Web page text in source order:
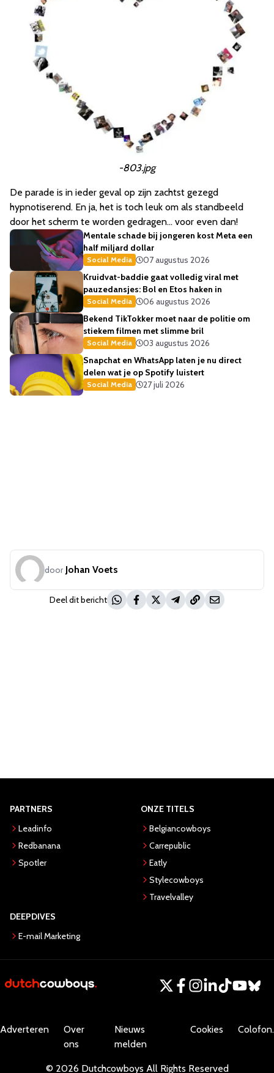
-803.jpg
De parade is in ieder geval op zijn zachtst gezegd
hypnotiserend. En ja, het is toch leuk om als standbeeld
door het scherm te worden gedragen... voor even dan!
Mentale schade bij jongeren kost Meta een
half miljard dollar
Social Media
07 augustus 2026
Kruidvat-baddie gaat volledig viral met
pauzedansjes: Bol en Etos haken in
Social Media
06 augustus 2026
Bekend TikTokker moet naar de politie om
stiekem filmen met slimme bril
Social Media
03 augustus 2026
Snapchat en WhatsApp laten je nu direct
delen wat je op Spotify luistert
Social Media 27 juli 2026
door Johan Voets
Deel dit bericht
PARTNERS
Leadinfo
Redbanana
Spotler
ONZE TITELS
Belgiancowboys
Carrepublic
Eatly
Stylecowboys
Travelvalley
DEEPDIVES
E-mail Marketing
Adverteren
Over
ons
Nieuws
melden
Cookies Colofon.
© 2026 Dutchcowboys All Rights Reserved